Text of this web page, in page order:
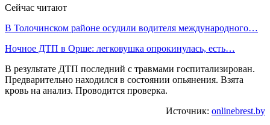
Сейчас читают
В Толочинском районе осудили водителя международного…
Ночное ДТП в Орше: легковушка опрокинулась, есть…
В результате ДТП последний с травмами госпитализирован.
Предварительно находился в состоянии опьянения. Взята
кровь на анализ. Проводится проверка.
Источник: onlinebrest.by